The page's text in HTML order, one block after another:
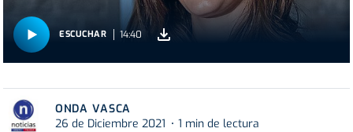
ESCUCHAR 14:40
ONDA VASCA
26 de Diciembre 2021
1 min de lectura